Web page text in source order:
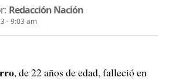
Redacción Nación
- 9:03 am
, de 22 años de edad, falleció en